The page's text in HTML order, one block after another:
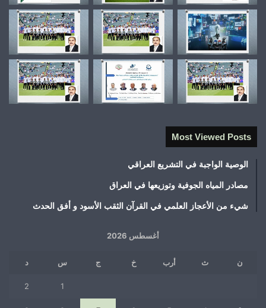
Most Viewed Posts
الوصية الواجبة في التشريع العراقي
مصادر المياه الجوفية وتوزيعها في العراق
شيء من الأعجاز العلمي في القرآن الثقب الأسود و أفق الحدث
أغسطس 2026
ن ث أرب خ ج س د
1
2